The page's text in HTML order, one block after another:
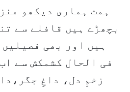
ہمت ہماری دیکھو
بچھڑے ہیں قافلے سے
ہیں اور بھی
فی الحال کشمکش سے
زخمِ دل، داغِ